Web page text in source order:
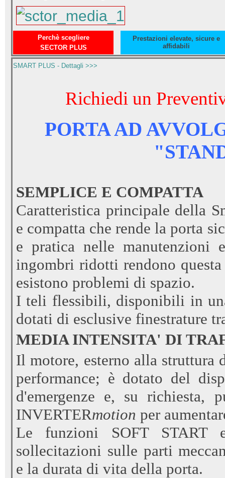
Perchè scegliere
SECTOR PLUS
Prestazioni elevate, sicure e
affidabili
SMART PLUS - Dettagli >>>
Richiedi un
PORTA AD
SEMPLICE E COMPATTA
Caratteristica principale della
e compatta che rende la porta
e pratica nelle
ingombri ridotti rendono questa
esistono problemi di spazio.
I teli flessibili, disponibili in
dotati di esclusive finestrature
MEDIA INTENSITA' DI
Il motore, esterno alla struttura
performance; è dotato del
d'emergenze e, su richiesta,
INVERTERmotion per
Le funzioni SOFT START
sollecitazioni sulle parti
e la durata di vita della porta.